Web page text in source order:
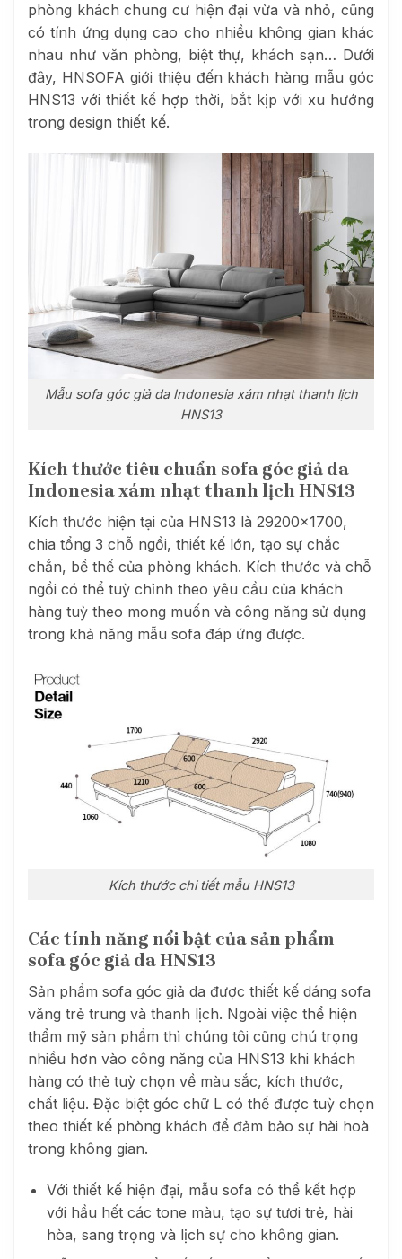
phòng khách chung cư hiện đại vừa và nhỏ, cũng
có tính ứng dụng cao cho nhiều không gian khác
nhau như văn phòng, biệt thự, khách sạn… Dưới
đây, HNSOFA giới thiệu đến khách hàng mẫu góc
HNS13 với thiết kế hợp thời, bắt kịp với xu hướng
trong design thiết kế.
Mẫu sofa góc giả da Indonesia xám nhạt thanh lịch
HNS13
Kích thước tiêu chuẩn sofa góc giả da
Indonesia xám nhạt thanh lịch HNS13
Kích thước hiện tại của HNS13 là 29200×1700,
chia tổng 3 chỗ ngồi, thiết kế lớn, tạo sự chắc
chắn, bề thế của phòng khách. Kích thước và chỗ
ngồi có thể tuỳ chỉnh theo yêu cầu của khách
hàng tuỳ theo mong muốn và công năng sử dụng
trong khả năng mẫu sofa đáp ứng được.
Kích thước chi tiết mẫu HNS13
Các tính năng nổi bật của sản phẩm
sofa góc giả da HNS13
Sản phẩm sofa góc giả da được thiết kế dáng sofa
văng trẻ trung và thanh lịch. Ngoài việc thể hiện
thẩm mỹ sản phẩm thì chúng tôi cũng chú trọng
nhiều hơn vào công năng của HNS13 khi khách
hàng có thẻ tuỳ chọn về màu sắc, kích thước,
chất liệu. Đặc biệt góc chữ L có thể được tuỳ chọn
theo thiết kế phòng khách để đảm bảo sự hài hoà
trong không gian.
Với thiết kế hiện đại, mẫu sofa có thể kết hợp
với hầu hết các tone màu, tạo sự tươi trẻ, hài
hòa, sang trọng và lịch sự cho không gian.